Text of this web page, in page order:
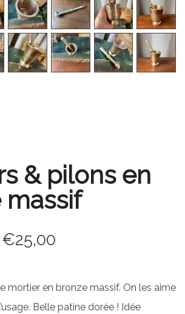
& pilons en
massif
€25,00
mortier en bronze massif. On les aime
Belle patine dorée ! Idée